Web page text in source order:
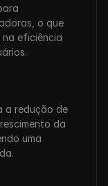
o que
na eficiência
a redução de
da
uma